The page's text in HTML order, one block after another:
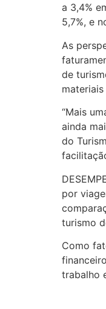
a 3,4%
5,7%, e
As
de
“Mais
ainda
do
por
turismo
Como
trabalho